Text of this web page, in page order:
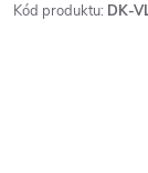
Kód produktu: DK-